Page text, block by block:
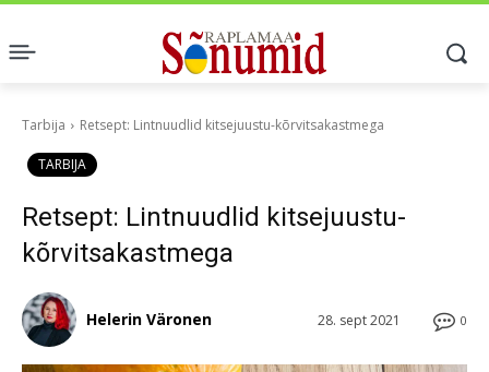
Tarbija Retsept: Lintnuudlid kitsejuustu-kõrvitsakastmega
TARBIJA
Retsept: Lintnuudlid kitsejuustu-
kõrvitsakastmega
0
28. sept 2021
Helerin Väronen